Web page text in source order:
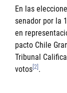
En las
senador por la
en
pacto Chile
Tribunal
votos [2] .